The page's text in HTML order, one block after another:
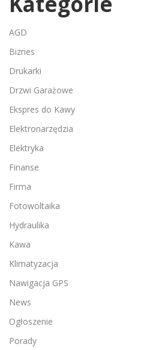
AGD
Biznes
Drukarki
Drzwi Garażowe
Ekspres do Kawy
Elektronarzędzia
Elektryka
Finanse
Firma
Fotowoltaika
Hydraulika
Kawa
Klimatyzacja
Nawigacja GPS
News
Ogłoszenie
Porady